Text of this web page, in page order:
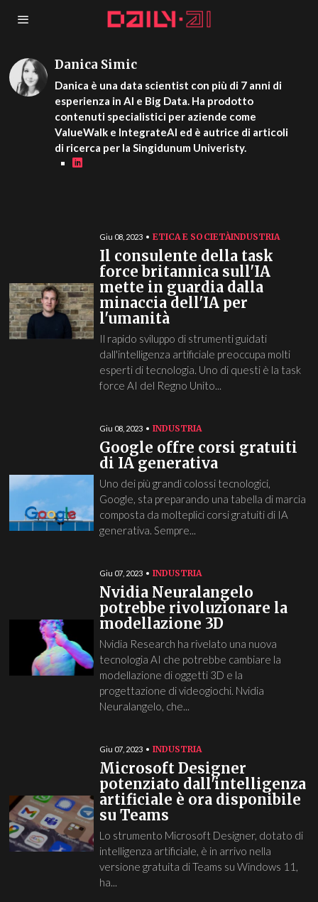
Danica Simic
Danica è una data scientist con più di 7 anni di
esperienza in AI e Big Data. Ha prodotto
contenuti specialistici per aziende come
ValueWalk e IntegrateAI ed è autrice di articoli
di ricerca per la Singidunum Univeristy.
Giu 08, 2023 ETICA E SOCIETÀINDUSTRIA
Il consulente della task
force britannica sull'IA
mette in guardia dalla
minaccia dell'IA per
l'umanità
Il rapido sviluppo di strumenti guidati
dall'intelligenza artificiale preoccupa molti
esperti di tecnologia. Uno di questi è la task
force AI del Regno Unito...
Giu 08, 2023 INDUSTRIA
Google offre corsi gratuiti
di IA generativa
Uno dei più grandi colossi tecnologici,
Google, sta preparando una tabella di marcia
composta da molteplici corsi gratuiti di IA
generativa. Sempre...
Giu 07, 2023 INDUSTRIA
Nvidia Neuralangelo
potrebbe rivoluzionare la
modellazione 3D
Nvidia Research ha rivelato una nuova
tecnologia AI che potrebbe cambiare la
modellazione di oggetti 3D e la
progettazione di videogiochi. Nvidia
Neuralangelo, che...
Giu 07, 2023 INDUSTRIA
Microsoft Designer
potenziato dall'intelligenza
artificiale è ora disponibile
su Teams
Lo strumento Microsoft Designer, dotato di
intelligenza artificiale, è in arrivo nella
versione gratuita di Teams su Windows 11,
ha...